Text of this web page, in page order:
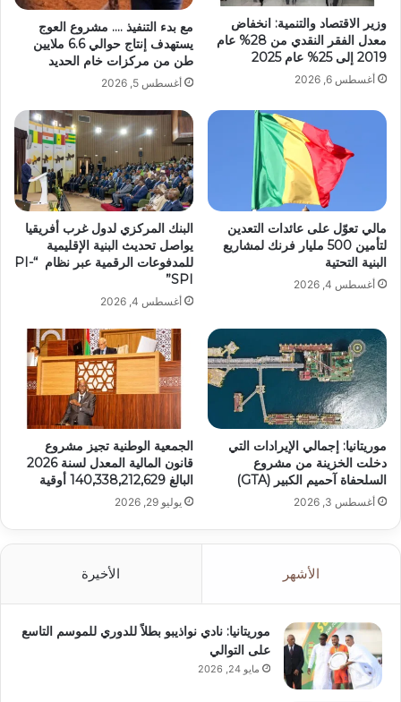
وزير الاقتصاد والتنمية: انخفاض
معدل الفقر النقدي من 28% عام
2019 إلى 25% عام 2025
أغسطس 6, 2026
مع بدء التنفيذ …. مشروع العوج
يستهدف إنتاج حوالي 6.6 ملايين
طن من مركزات خام الحديد
أغسطس 5, 2026
مالي تعوّل على عائدات التعدين
لتأمين 500 مليار فرنك لمشاريع
البنية التحتية
أغسطس 4, 2026
البنك المركزي لدول غرب أفريقيا
يواصل تحديث البنية الإقليمية
للمدفوعات الرقمية عبر نظام “PI-
SPI”
أغسطس 4, 2026
موريتانيا: إجمالي الإيرادات التي
دخلت الخزينة من مشروع
السلحفاة آحميم الكبير (GTA)
أغسطس 3, 2026
الجمعية الوطنية تجيز مشروع
قانون المالية المعدل لسنة 2026
البالغ 140,338,212,629 أوقية
يوليو 29, 2026
الأشهر الأخيرة
موريتانيا: نادي نواذيبو بطلاً للدوري للموسم التاسع
على التوالي
مايو 24, 2026